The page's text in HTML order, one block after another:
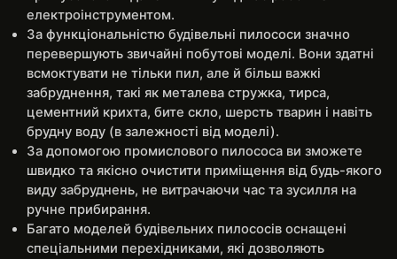
електроінструментом.
За функціональністю будівельні пилососи значно
перевершують звичайні побутові моделі. Вони здатні
всмоктувати не тільки пил, але й більш важкі
забруднення, такі як металева стружка, тирса,
цементний крихта, бите скло, шерсть тварин і навіть
брудну воду (в залежності від моделі).
За допомогою промислового пилососа ви зможете
швидко та якісно очистити приміщення від будь-якого
виду забруднень, не витрачаючи час та зусилля на
ручне прибирання.
Багато моделей будівельних пилососів оснащені
спеціальними перехідниками, які дозволяють